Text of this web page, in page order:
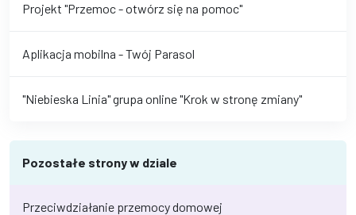
Projekt "Przemoc - otwórz się na pomoc"
Aplikacja mobilna - Twój Parasol
"Niebieska Linia" grupa online "Krok w stronę zmiany"
Pozostałe strony w dziale
Przeciwdziałanie przemocy domowej